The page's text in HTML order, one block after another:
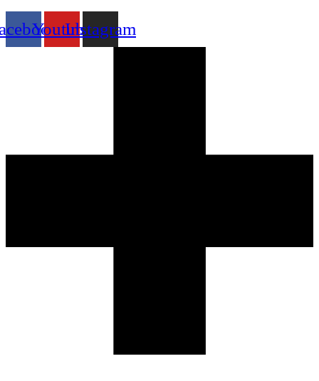
YoutubeInstagram